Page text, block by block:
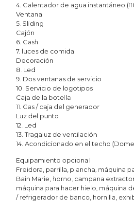
4. Calentador de agua instantáneo
Ventana
5. Sliding
Cajón
6. Cash
7. luces de comida
Decoración
8. Led
9. Dos ventanas de servicio
10. Servicio de logotipos
Caja de la botella
11. Gas / caja del generador
Luz del punto
12. Led
13. Tragaluz de ventilación
14. Acondicionado en el techo
Equipamiento opcional
Freidora, parrilla, plancha, máquina
Bain Marie, horno, campana
máquina para hacer hielo, máquina
/ refrigerador de banco, hornilla,